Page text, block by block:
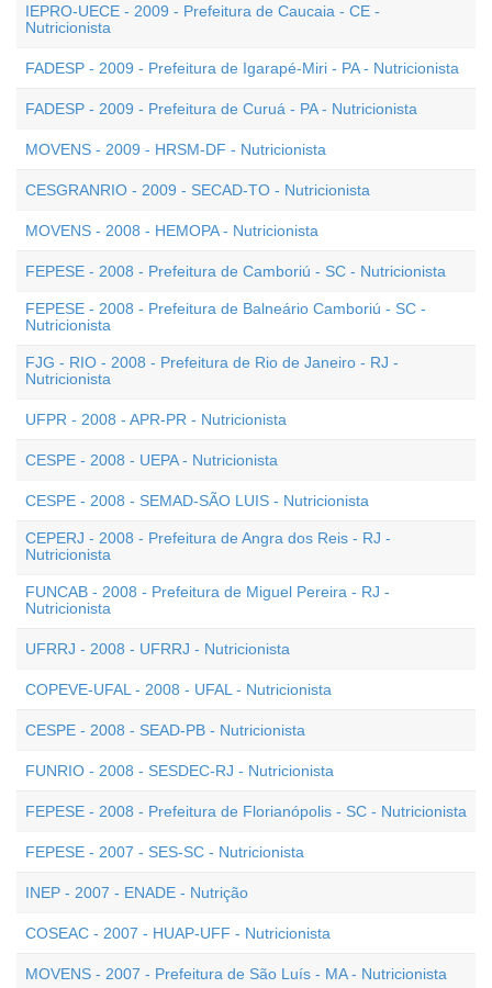
IEPRO-UECE - 2009 - Prefeitura de Caucaia - CE -
Nutricionista
FADESP - 2009 - Prefeitura de Igarapé-Miri - PA - Nutricionista
FADESP - 2009 - Prefeitura de Curuá - PA - Nutricionista
MOVENS - 2009 - HRSM-DF - Nutricionista
CESGRANRIO - 2009 - SECAD-TO - Nutricionista
MOVENS - 2008 - HEMOPA - Nutricionista
FEPESE - 2008 - Prefeitura de Camboriú - SC - Nutricionista
FEPESE - 2008 - Prefeitura de Balneário Camboriú - SC -
Nutricionista
FJG - RIO - 2008 - Prefeitura de Rio de Janeiro - RJ -
Nutricionista
UFPR - 2008 - APR-PR - Nutricionista
CESPE - 2008 - UEPA - Nutricionista
CESPE - 2008 - SEMAD-SÃO LUIS - Nutricionista
CEPERJ - 2008 - Prefeitura de Angra dos Reis - RJ -
Nutricionista
FUNCAB - 2008 - Prefeitura de Miguel Pereira - RJ -
Nutricionista
UFRRJ - 2008 - UFRRJ - Nutricionista
COPEVE-UFAL - 2008 - UFAL - Nutricionista
CESPE - 2008 - SEAD-PB - Nutricionista
FUNRIO - 2008 - SESDEC-RJ - Nutricionista
FEPESE - 2008 - Prefeitura de Florianópolis - SC - Nutricionista
FEPESE - 2007 - SES-SC - Nutricionista
INEP - 2007 - ENADE - Nutrição
COSEAC - 2007 - HUAP-UFF - Nutricionista
MOVENS - 2007 - Prefeitura de São Luís - MA - Nutricionista